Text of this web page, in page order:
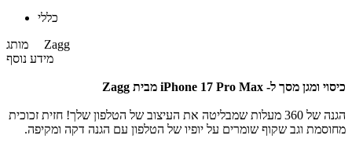
כללי
מותג Zagg
מידע נוסף
כיסוי ומגן מסך ל- iPhone 17 Pro Max מבית Zagg
הגנה של 360 מעלות שמבליטה את העיצוב של הטלפון שלך! חזית זכוכית
מחוסמת וגב שקוף שומרים על יופיו של הטלפון עם הגנה דקה ומקיפה.